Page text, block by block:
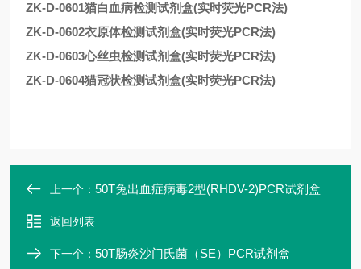
ZK-D-0601猫白血病检测试剂盒(实时荧光PCR法)
ZK-D-0602衣原体检测试剂盒(实时荧光PCR法)
ZK-D-0603心丝虫检测试剂盒(实时荧光PCR法)
ZK-D-0604猫冠状检测试剂盒(实时荧光PCR法)
上一个： 50T兔出血症病毒2型(RHDV-2)PCR试剂盒
返回列表
下一个： 50T肠炎沙门氏菌（SE）PCR试剂盒